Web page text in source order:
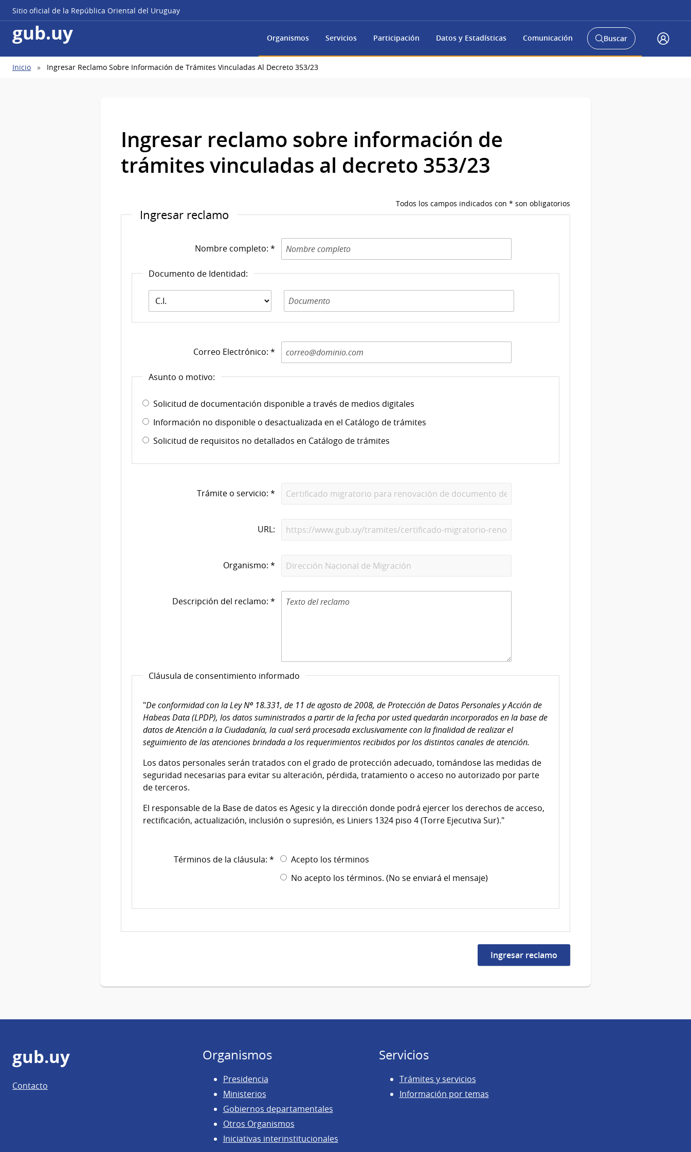
Sitio oficial de la República Oriental del Uruguay
gub.uy Organismos Servicios Participación Datos y Estadísticas Comunicación
Abrir
buscador
Buscar
Acceso
Ruta
Inicio Ingresar Reclamo Sobre Información de Trámites Vinculadas Al Decreto 353/23
Ingresar reclamo sobre información de
trámites vinculadas al decreto 353/23
Todos los campos indicados con * son obligatorios
Ingresar reclamo
Nombre completo: *
Documento de Identidad:
Documento
de
Identidad:
Documento de
Identidad N: *
Correo Electrónico: *
Asunto o motivo:
Solicitud de documentación disponible a través de medios digitales
Información no disponible o desactualizada en el Catálogo de trámites
Solicitud de requisitos no detallados en Catálogo de trámites
Trámite o servicio: *
URL:
Organismo: *
Descripción del reclamo: *
Cláusula de consentimiento informado
"De conformidad con la Ley Nº 18.331, de 11 de agosto de 2008, de Protección de Datos Personales y Acción de
Habeas Data (LPDP), los datos suministrados a partir de la fecha por usted quedarán incorporados en la base de
datos de Atención a la Ciudadanía, la cual será procesada exclusivamente con la finalidad de realizar el
seguimiento de las atenciones brindada a los requerimientos recibidos por los distintos canales de atención.
Los datos personales serán tratados con el grado de protección adecuado, tomándose las medidas de
seguridad necesarias para evitar su alteración, pérdida, tratamiento o acceso no autorizado por parte
de terceros.
El responsable de la Base de datos es Agesic y la dirección donde podrá ejercer los derechos de acceso,
rectificación, actualización, inclusión o supresión, es Liniers 1324 piso 4 (Torre Ejecutiva Sur)."
Términos de la cláusula: *
Acepto los términos
No acepto los términos. (No se enviará el mensaje)
Pie
de
página
gub.uy
Contacto
Organismos
Presidencia
Ministerios
Gobiernos departamentales
Otros Organismos
Iniciativas interinstitucionales
Servicios
Trámites y servicios
Información por temas